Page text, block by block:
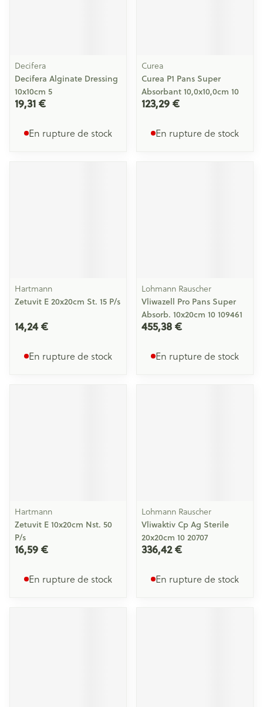
Decifera
Decifera Alginate Dressing
10x10cm 5
19,31 €
En rupture de stock
Curea
Curea P1 Pans Super
Absorbant 10,0x10,0cm 10
123,29 €
En rupture de stock
Hartmann
Zetuvit E 20x20cm St. 15 P/s
14,24 €
En rupture de stock
Lohmann Rauscher
Vliwazell Pro Pans Super
Absorb. 10x20cm 10 109461
455,38 €
En rupture de stock
Hartmann
Zetuvit E 10x20cm Nst. 50
P/s
16,59 €
En rupture de stock
Lohmann Rauscher
Vliwaktiv Cp Ag Sterile
20x20cm 10 20707
336,42 €
En rupture de stock